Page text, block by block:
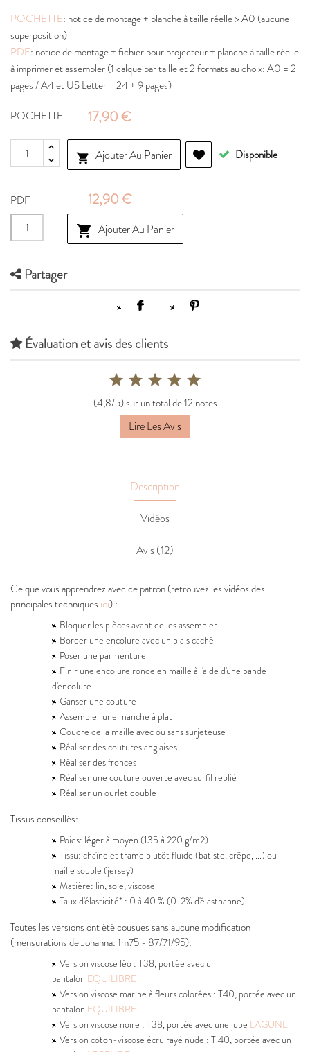
POCHETTE: notice de montage + planche à taille réelle > A0 (aucune
superposition)
PDF: notice de montage + fichier pour projecteur + planche à taille réelle
à imprimer et assembler (1 calque par taille et 2 formats au choix: A0 = 2
pages / A4 et US Letter = 24 + 9 pages)
POCHETTE
17,90 €
 Ajouter Au Panier Disponible
PDF 12,90 €
 Ajouter Au Panier
Partager
Évaluation et avis des clients
(4,8/5) sur un total de 12 notes
Lire Les Avis
Description
Vidéos
Avis (12)
Ce que vous apprendrez avec ce patron (retrouvez les vidéos des
principales techniques ici) :
Bloquer les pièces avant de les assembler
Border une encolure avec un biais caché
Poser une parmenture
Finir une encolure ronde en maille à l'aide d'une bande
d'encolure
Ganser une couture
Assembler une manche à plat
Coudre de la maille avec ou sans surjeteuse
Réaliser des coutures anglaises
Réaliser des fronces
Réaliser une couture ouverte avec surfil replié
Réaliser un ourlet double
Tissus conseillés:
Poids: léger à moyen (135 à 220 g/m2)
Tissu: chaîne et trame plutôt fluide (batiste, crêpe, ...) ou
maille souple (jersey)
Matière: lin, soie, viscose
Taux d'élasticité* : 0 à 40 % (0-2% d'élasthanne)
Toutes les versions ont été cousues sans aucune modification
(mensurations de Johanna: 1m75 - 87/71/95):
Version viscose léo : T38, portée avec un
pantalon EQUILIBRE
Version viscose marine à fleurs colorées : T40, portée avec un
pantalon EQUILIBRE
Version viscose noire : T38, portée avec une jupe LAGUNE
Version coton-viscose écru rayé nude : T 40, portée avec un